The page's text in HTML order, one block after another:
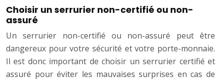
Choisir un serrurier non-certifié ou non-
assuré
Un serrurier non-certifié ou non-assuré peut être
dangereux pour votre sécurité et votre porte-monnaie.
Il est donc important de choisir un serrurier certifié et
assuré pour éviter les mauvaises surprises en cas de